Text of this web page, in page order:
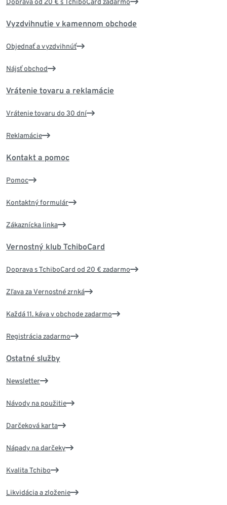
Vyzdvihnutie v kamennom obchode
Objednať a vyzdvihnúť
Nájsť obchod
Vrátenie tovaru a reklamácie
Vrátenie tovaru do 30 dní
Reklamácie
Kontakt a pomoc
Pomoc
Kontaktný formulár
Zákaznícka linka
Vernostný klub TchiboCard
Doprava s TchiboCard od 20 € zadarmo
Zľava za Vernostné zrnká
Každá 11. káva v obchode zadarmo
Registrácia zadarmo
Ostatné služby
Newsletter
Návody na použitie
Darčeková karta
Nápady na darčeky
Kvalita Tchibo
Likvidácia a zloženie